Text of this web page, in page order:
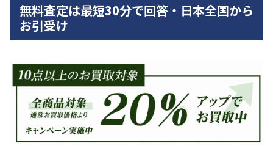
DA7000ES アンプ
買取価格：お問合せください
DENON
無料査定は最短30分で回答・日本全国から
お引受け